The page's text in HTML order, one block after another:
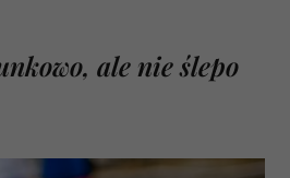
ale nie ślepo